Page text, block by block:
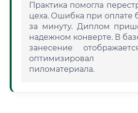
Практика помогла
цеха. Ошибка при оплате
за минуту. Диплом
надежном конверте. В
занесение
пиломатериала.